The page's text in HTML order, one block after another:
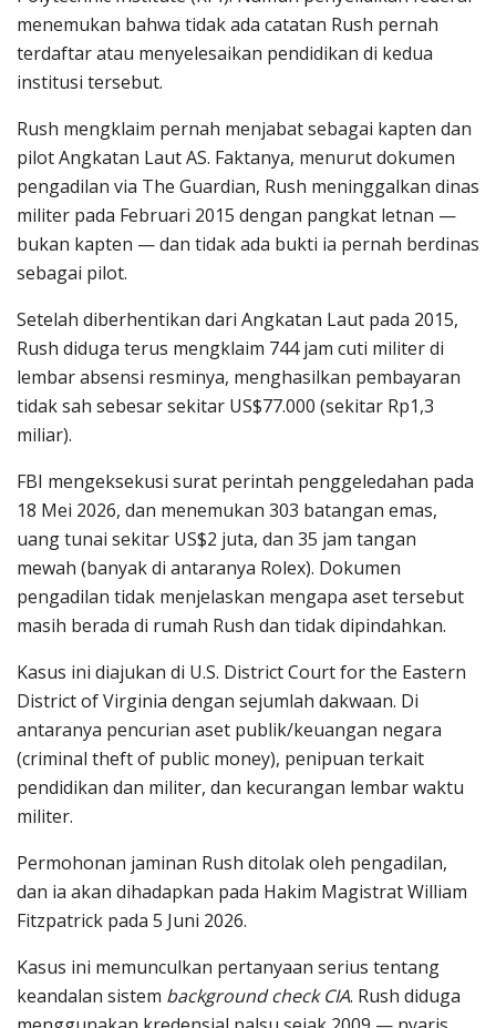
menemukan bahwa tidak ada catatan Rush pernah
terdaftar atau menyelesaikan pendidikan di kedua
institusi tersebut.
Rush mengklaim pernah menjabat sebagai kapten dan
pilot Angkatan Laut AS. Faktanya, menurut dokumen
pengadilan via The Guardian, Rush meninggalkan dinas
militer pada Februari 2015 dengan pangkat letnan —
bukan kapten — dan tidak ada bukti ia pernah berdinas
sebagai pilot.
Setelah diberhentikan dari Angkatan Laut pada 2015,
Rush diduga terus mengklaim 744 jam cuti militer di
lembar absensi resminya, menghasilkan pembayaran
tidak sah sebesar sekitar US$77.000 (sekitar Rp1,3
miliar).
FBI mengeksekusi surat perintah penggeledahan pada
18 Mei 2026, dan menemukan 303 batangan emas,
uang tunai sekitar US$2 juta, dan 35 jam tangan
mewah (banyak di antaranya Rolex). Dokumen
pengadilan tidak menjelaskan mengapa aset tersebut
masih berada di rumah Rush dan tidak dipindahkan.
Kasus ini diajukan di U.S. District Court for the Eastern
District of Virginia dengan sejumlah dakwaan. Di
antaranya pencurian aset publik/keuangan negara
(criminal theft of public money), penipuan terkait
pendidikan dan militer, dan kecurangan lembar waktu
militer.
Permohonan jaminan Rush ditolak oleh pengadilan,
dan ia akan dihadapkan pada Hakim Magistrat William
Fitzpatrick pada 5 Juni 2026.
Kasus ini memunculkan pertanyaan serius tentang
keandalan sistem background check CIA. Rush diduga